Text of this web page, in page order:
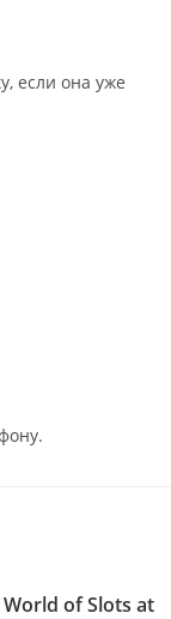
если она уже
of Slots at